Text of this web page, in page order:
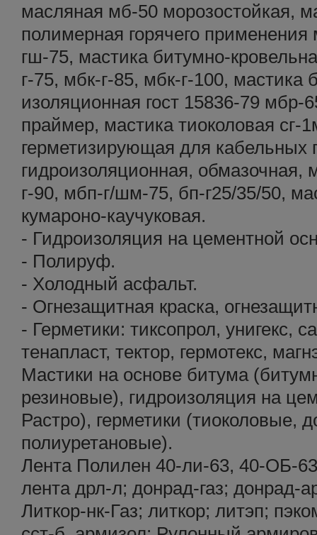
масляная мб-50 морозостойкая,
полимерная горячего
гш-75, мастика битумно-
г-75, мбк-г-85, мбк-г-100, мастика
изоляционная гост 15836-79
праймер, мастика тиоколовая сг-
герметизирующая для кабельных
гидроизоляционная,
г-90, мбп-г/шм-75, бп-г25/35/50,
кумароно-каучуковая.
- Гидроизоляция на цементной
- Полируф.
- Холодный асфальт.
- Огнезащитная краска,
- Герметики: тиксопрол, унигекс,
тенапласт, тектор, гермотекс,
Мастики на основе битума
резиновые), гидроизоляция на
Растро), герметики (тиоколовые,
полиуретановые).
Лента Полилен 40-ли-63, 40-ОБ-
лента дрл-л; донрад-газ; донрад-
Литкор-нк-Газ; литкор; литэп;